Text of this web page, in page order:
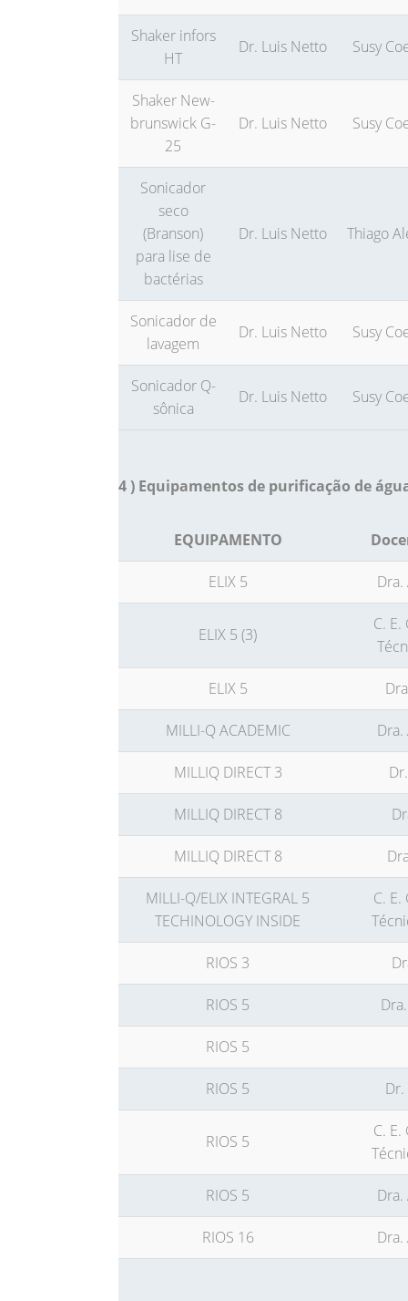
Shaker infors
HT
Dr. Luis Netto Susy
Shaker New-
brunswick G-
25
Dr. Luis Netto Susy
Sonicador
seco
(Branson)
para lise de
bactérias
Dr. Luis Netto Thiago
Sonicador de
lavagem
Dr. Luis Netto Susy
Sonicador Q-
sônica
Dr. Luis Netto Susy
4 ) Equipamentos de purificação de
EQUIPAMENTO
ELIX 5
ELIX 5 (3)
C.
ELIX 5
MILLI-Q ACADEMIC
MILLIQ DIRECT 3
MILLIQ DIRECT 8
MILLIQ DIRECT 8
MILLI-Q/ELIX INTEGRAL 5
TECHINOLOGY INSIDE
C.
RIOS 3
RIOS 5
RIOS 5
RIOS 5
RIOS 5
C.
RIOS 5
RIOS 16